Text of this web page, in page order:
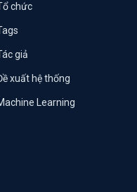
chức
giả
xuất hệ thống
Learning